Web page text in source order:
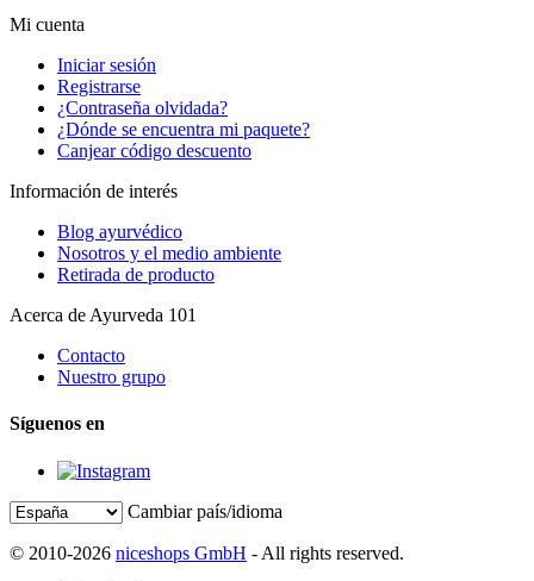
Mi cuenta
Iniciar sesión
Registrarse
¿Contraseña olvidada?
¿Dónde se encuentra mi paquete?
Canjear código descuento
Información de interés
Blog ayurvédico
Nosotros y el medio ambiente
Retirada de producto
Acerca de Ayurveda 101
Contacto
Nuestro grupo
Síguenos en
Cambiar país/idioma
© 2010-2026 niceshops GmbH - All rights reserved.